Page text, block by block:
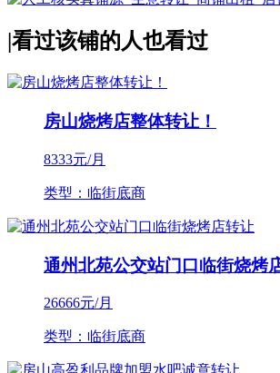
看过该铺的人也看过
房山烧烤店整体转让！
8333元/月
类型：临街底商
通州北苑公交站门口临街烧烤
26666元/月
类型：临街底商